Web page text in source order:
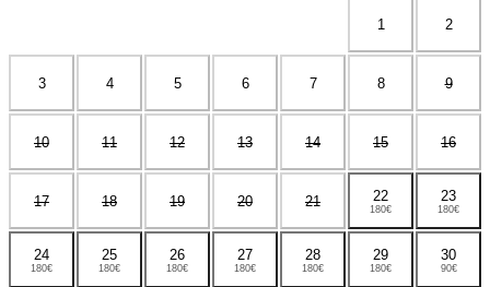
1 2
3 4 5 6 7 8 9
10 11 12 13 14 15 16
17 18 19 20 21 22
180€
23
180€
24
180€
25
180€
26
180€
27
180€
28
180€
29
180€
30
90€